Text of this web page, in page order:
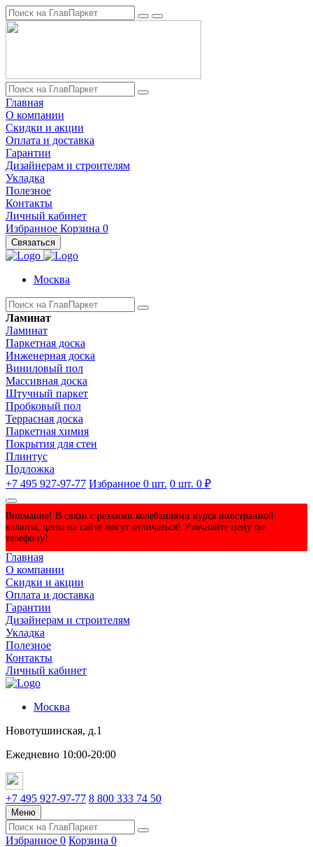
Главная
О компании
Скидки и акции
Оплата и доставка
Гарантии
Дизайнерам и строителям
Укладка
Полезное
Контакты
Личный кабинет
Избранное Корзина 0
Связаться
Москва
Ламинат
Ламинат
Паркетная доска
Инженерная доска
Виниловый пол
Массивная доска
Штучный паркет
Пробковый пол
Террасная доска
Паркетная химия
Покрытия для стен
Плинтус
Подложка
+7 495 927-97-77 Избранное 0 шт. 0 шт. 0 ₽
Внимание! В связи с резкими колебаниями курса иностранной
валюты, цены на сайте могут отличаться! Уточняйте цену по
телефону!
Главная
О компании
Скидки и акции
Оплата и доставка
Гарантии
Дизайнерам и строителям
Укладка
Полезное
Контакты
Личный кабинет
Москва
Новотушинская, д.1
Ежедневно 10:00-20:00
+7 495 927-97-77 8 800 333 74 50
Меню
Избранное 0 Корзина 0